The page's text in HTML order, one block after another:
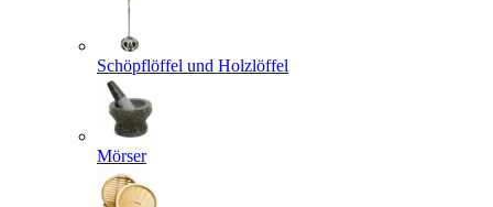
Schöpflöffel und Holzlöffel
Mörser